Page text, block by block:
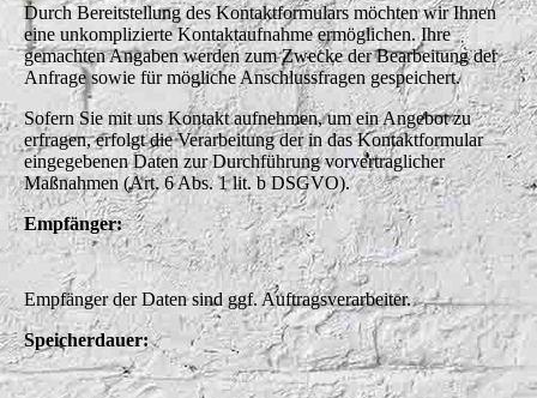
Durch Bereitstellung des Kontaktformulars möchten wir Ihnen
eine unkomplizierte Kontaktaufnahme ermöglichen. Ihre
gemachten Angaben werden zum Zwecke der Bearbeitung der
Anfrage sowie für mögliche Anschlussfragen gespeichert.
Sofern Sie mit uns Kontakt aufnehmen, um ein Angebot zu
erfragen, erfolgt die Verarbeitung der in das Kontaktformular
eingegebenen Daten zur Durchführung vorvertraglicher
Maßnahmen (Art. 6 Abs. 1 lit. b DSGVO).
Empfänger:
Empfänger der Daten sind ggf. Auftragsverarbeiter.
Speicherdauer: